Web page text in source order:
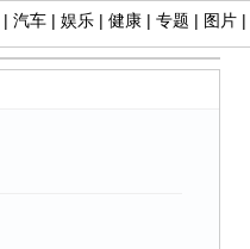
| 汽车 | 娱乐 | 健康 | 专题 | 图片 |